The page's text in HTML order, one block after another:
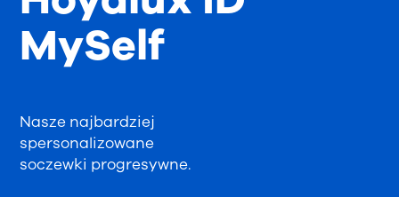
Nasze najbardziej
spersonalizowane
soczewki progresywne.
MySelf